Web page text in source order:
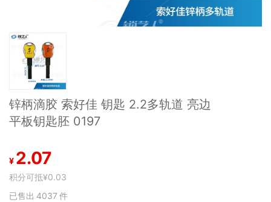
锌柄滴胶 索好佳 钥匙 2.2多轨道 亮边
平板钥匙胚 0197
¥ 2.07
积分可抵¥0.03
已售出 4037 件